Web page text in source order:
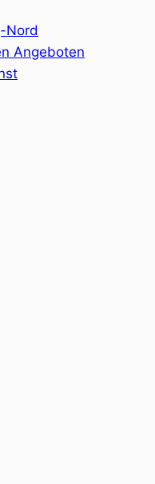
Nord
Angeboten